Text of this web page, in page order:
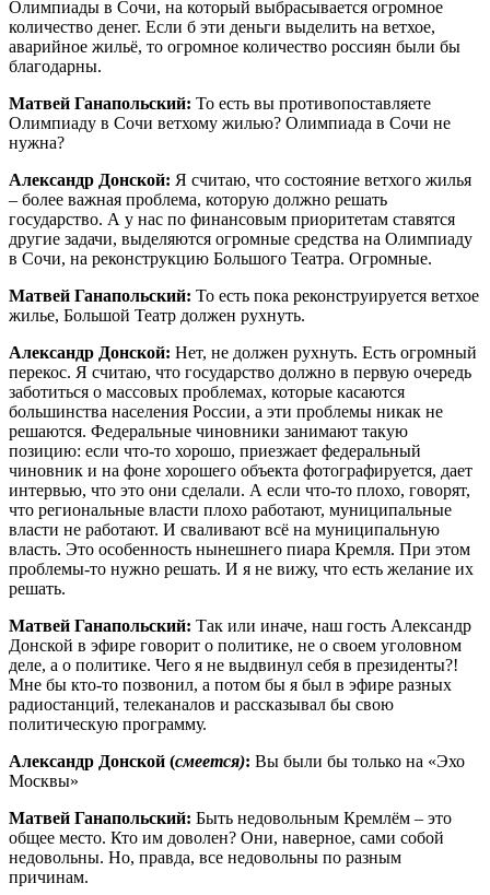
Олимпиады в Сочи, на который выбрасывается огромное
количество денег. Если б эти деньги выделить на ветхое,
аварийное жильё, то огромное количество россиян были бы
благодарны.
Матвей Ганапольский: То есть вы противопоставляете
Олимпиаду в Сочи ветхому жилью? Олимпиада в Сочи не
нужна?
Александр Донской: Я считаю, что состояние ветхого жилья
– более важная проблема, которую должно решать
государство. А у нас по финансовым приоритетам ставятся
другие задачи, выделяются огромные средства на Олимпиаду
в Сочи, на реконструкцию Большого Театра. Огромные.
Матвей Ганапольский: То есть пока реконструируется ветхое
жилье, Большой Театр должен рухнуть.
Александр Донской: Нет, не должен рухнуть. Есть огромный
перекос. Я считаю, что государство должно в первую очередь
заботиться о массовых проблемах, которые касаются
большинства населения России, а эти проблемы никак не
решаются. Федеральные чиновники занимают такую
позицию: если что-то хорошо, приезжает федеральный
чиновник и на фоне хорошего объекта фотографируется, дает
интервью, что это они сделали. А если что-то плохо, говорят,
что региональные власти плохо работают, муниципальные
власти не работают. И сваливают всё на муниципальную
власть. Это особенность нынешнего пиара Кремля. При этом
проблемы-то нужно решать. И я не вижу, что есть желание их
решать.
Матвей Ганапольский: Так или иначе, наш гость Александр
Донской в эфире говорит о политике, не о своем уголовном
деле, а о политике. Чего я не выдвинул себя в президенты?!
Мне бы кто-то позвонил, а потом бы я был в эфире разных
радиостанций, телеканалов и рассказывал бы свою
политическую программу.
Александр Донской (смеется): Вы были бы только на «Эхо
Москвы»
Матвей Ганапольский: Быть недовольным Кремлём – это
общее место. Кто им доволен? Они, наверное, сами собой
недовольны. Но, правда, все недовольны по разным
причинам.